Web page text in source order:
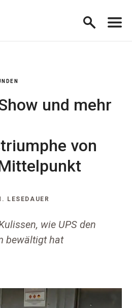
und mehr
von
LESEDAUER
wie UPS den
bewältigt hat